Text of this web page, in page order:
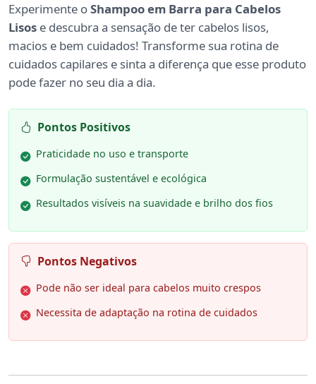
Experimente oShampoo em Barra para Cabelos
Lisos e descubra a sensação de ter cabelos lisos,
macios e bem cuidados! Transforme sua rotina de
cuidados capilares e sinta a diferença que esse produto
pode fazer no seu dia a dia.
Pontos Positivos
Praticidade no uso e transporte
Formulação sustentável e ecológica
Resultados visíveis na suavidade e brilho dos fios
Pontos Negativos
Pode não ser ideal para cabelos muito crespos
Necessita de adaptação na rotina de cuidados